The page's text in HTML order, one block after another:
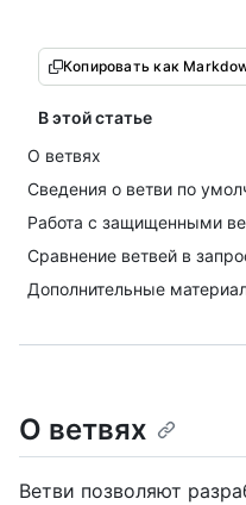
Копировать как
В этой статье
О ветвях
Сведения о ветви по
Работа с защищенными
Сравнение ветвей в
Дополнительные
О ветвях
Ветви позволяют